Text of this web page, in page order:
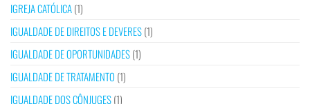
IGREJA CATÓLICA(1)
IGUALDADE DE DIREITOS E DEVERES(1)
IGUALDADE DE OPORTUNIDADES(1)
IGUALDADE DE TRATAMENTO (1)
IGUALDADE DOS CÔNJUGES(1)